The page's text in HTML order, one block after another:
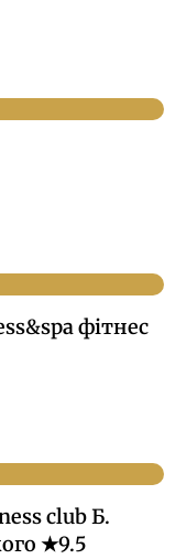
фітнес
club Б.
★9.5